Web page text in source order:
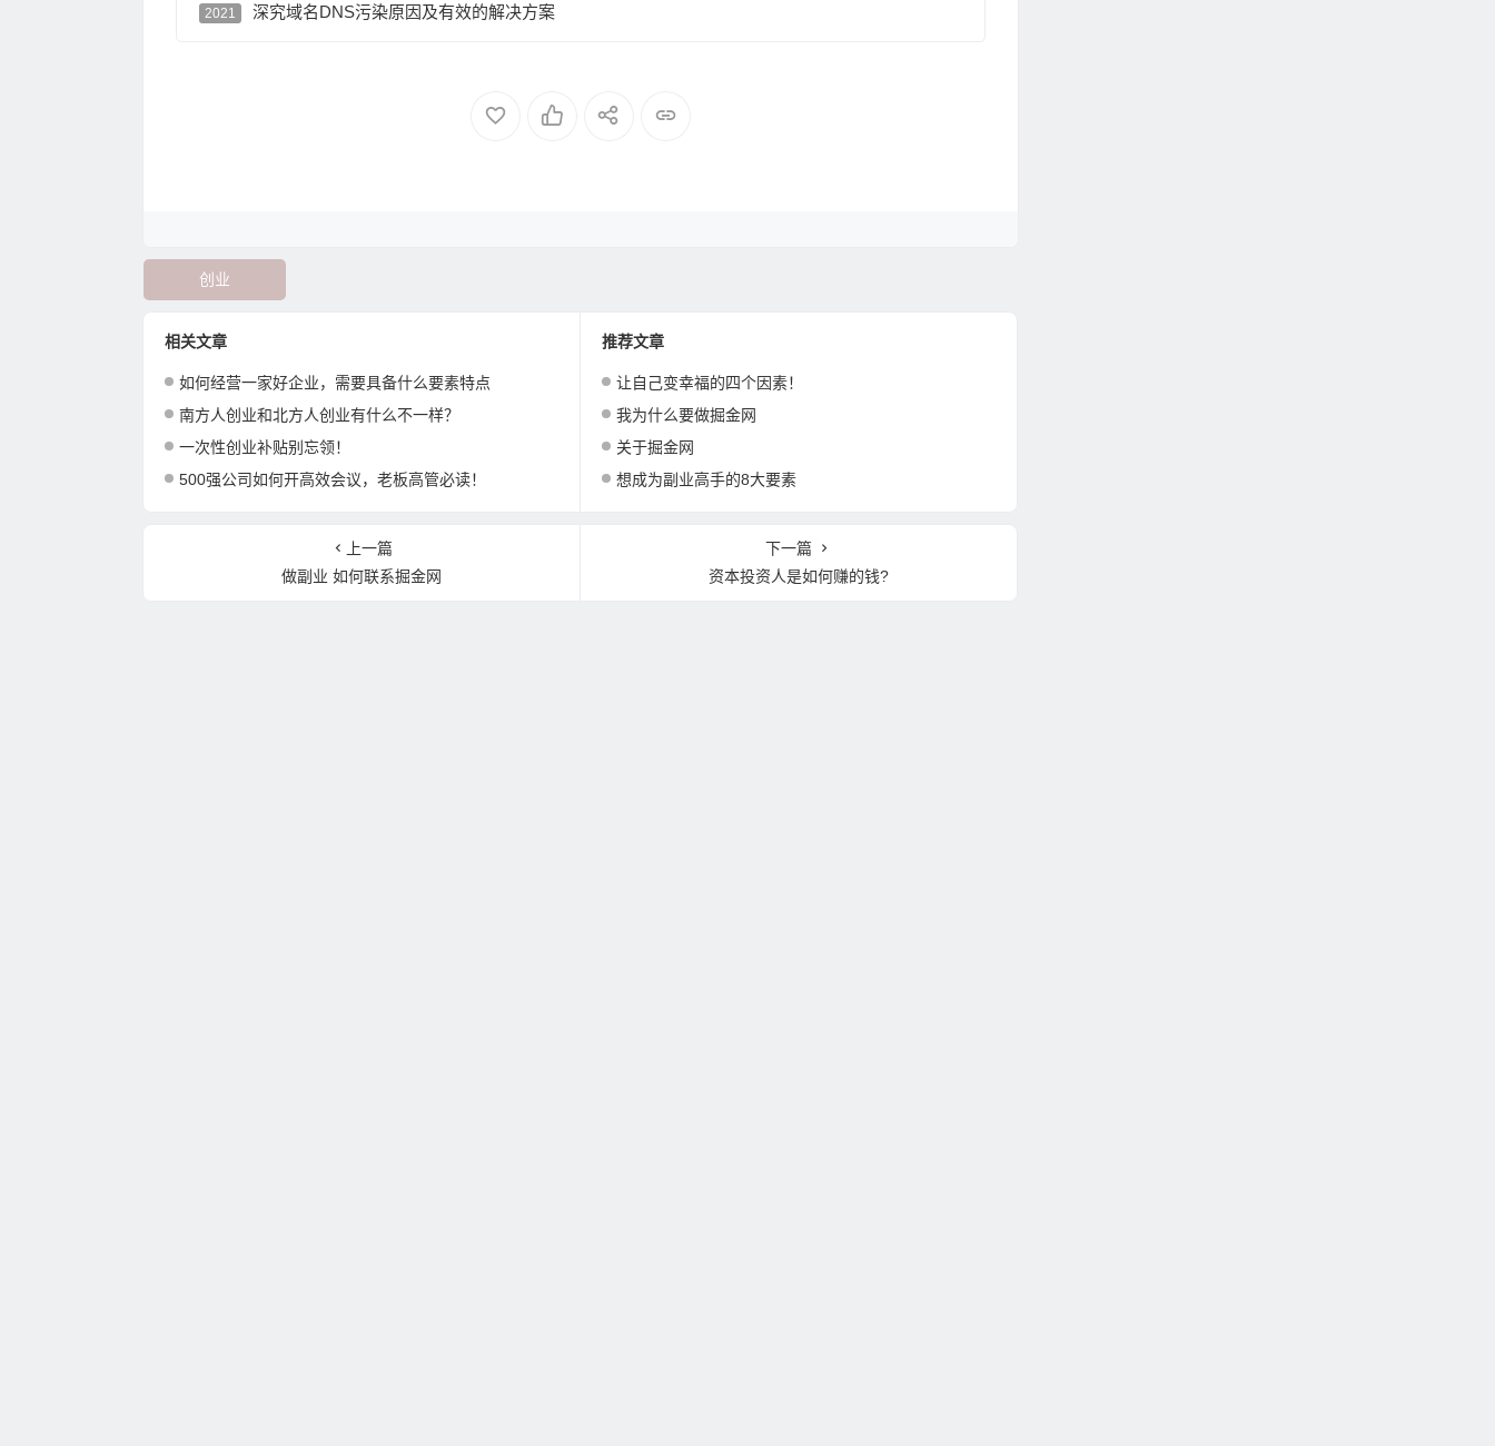
2021 深究域名DNS污染原因及有效的解决方案
创业
相关文章
如何经营一家好企业，需要具备什么要素特点
南方人创业和北方人创业有什么不一样？
一次性创业补贴别忘领！
500强公司如何开高效会议，老板高管必读！
推荐文章
让自己变幸福的四个因素！
我为什么要做掘金网
关于掘金网
想成为副业高手的8大要素
上一篇
做副业 如何联系掘金网
下一篇
资本投资人是如何赚的钱?